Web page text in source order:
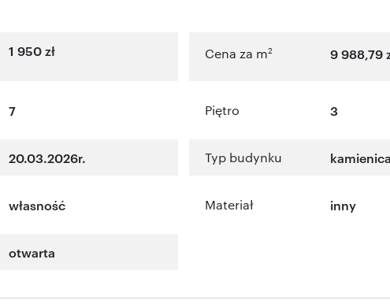
1 950 zł Cena za m2 9 988,79
7 Piętro 3
20.03.2026r. Typ budynku kamienica
własność Materiał inny
otwarta